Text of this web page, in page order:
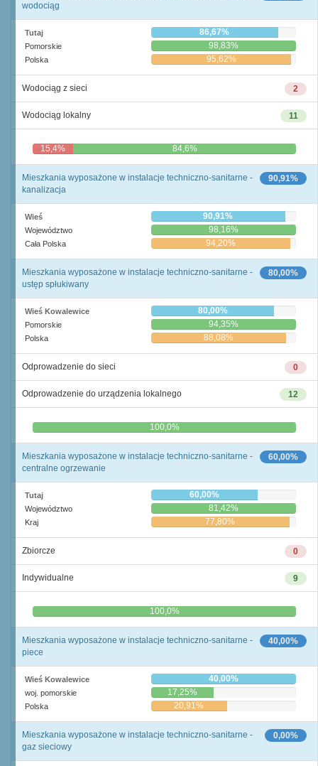
wodociąg
Tutaj 86,67%
Pomorskie 98,83%
Polska 95,62%
2
Wodociąg z sieci
11
Wodociąg lokalny
15,4% 84,6%
90,91%
Mieszkania wyposażone w instalacje techniczno-sanitarne -
kanalizacja
Wieś 90,91%
Województwo 98,16%
Cała Polska 94,20%
80,00%
Mieszkania wyposażone w instalacje techniczno-sanitarne -
ustęp spłukiwany
Wieś Kowalewice 80,00%
Pomorskie 94,35%
Polska 88,08%
0
Odprowadzenie do sieci
12
Odprowadzenie do urządzenia lokalnego
0,0% 100,0%
60,00%
Mieszkania wyposażone w instalacje techniczno-sanitarne -
centralne ogrzewanie
Tutaj 60,00%
Województwo 81,42%
Kraj 77,80%
0
Zbiorcze
9
Indywidualne
0,0% 100,0%
40,00%
Mieszkania wyposażone w instalacje techniczno-sanitarne -
piece
Wieś Kowalewice 40,00%
woj. pomorskie 17,25%
Polska 20,91%
0,00%
Mieszkania wyposażone w instalacje techniczno-sanitarne -
gaz sieciowy